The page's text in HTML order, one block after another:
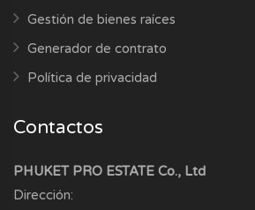
Gestión de bienes raíces
Generador de contrato
Política de privacidad
Contactos
PHUKET PRO ESTATE Co., Ltd
Dirección: